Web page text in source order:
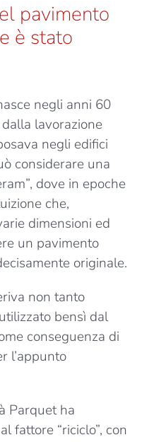
pavimento
è stato
negli anni 60
lavorazione
negli edifici
considerare una
dove in epoche
che,
dimensioni ed
un pavimento
originale.
non tanto
bensì dal
conseguenza di
l’appunto
Parquet ha
fattore “riciclo”, con